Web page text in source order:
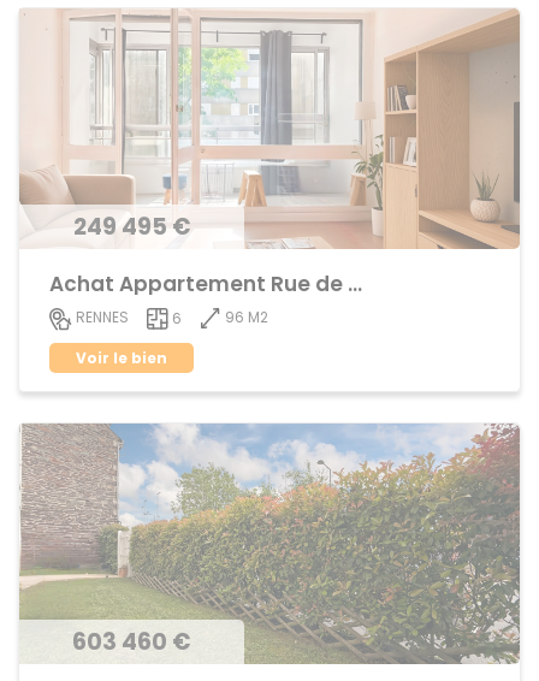
249 495 €
Achat Appartement Rue de Nantes
RENNES 6
96 M2
Voir le bien
603 460 €